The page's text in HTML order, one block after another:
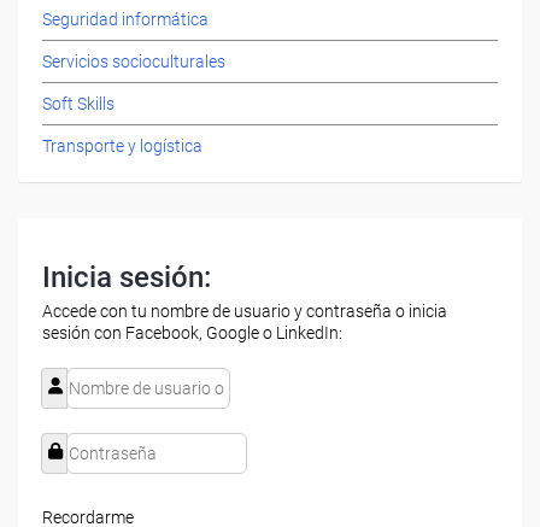
Seguridad informática
Servicios socioculturales
Soft Skills
Transporte y logística
Inicia sesión:
Accede con tu nombre de usuario y contraseña o inicia
sesión con Facebook, Google o LinkedIn:
Recordarme